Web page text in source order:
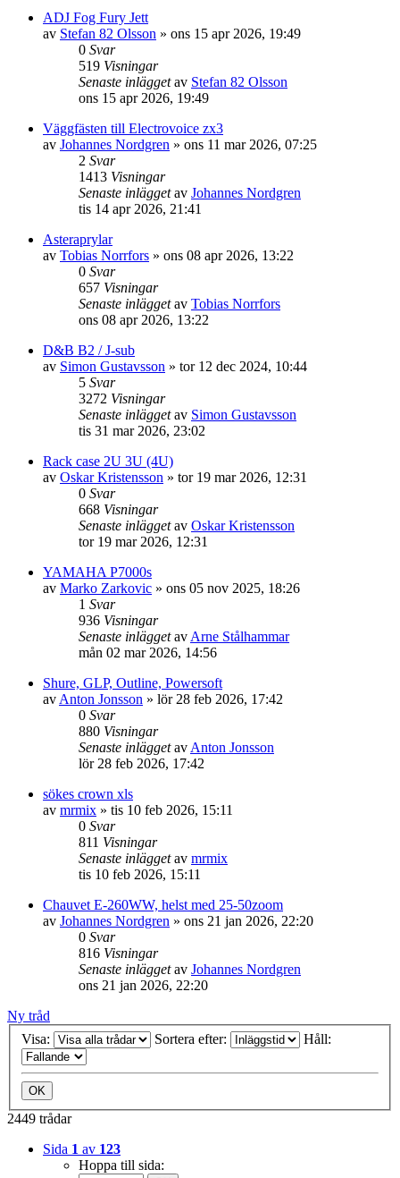
ADJ Fog Fury Jett
av Stefan 82 Olsson » ons 15 apr 2026, 19:49
0 Svar
519 Visningar
Senaste inläggetav Stefan 82 Olsson
ons 15 apr 2026, 19:49
Väggfästen till Electrovoice zx3
av Johannes Nordgren » ons 11 mar 2026, 07:25
2 Svar
1413 Visningar
Senaste inläggetav Johannes Nordgren
tis 14 apr 2026, 21:41
Asteraprylar
av Tobias Norrfors » ons 08 apr 2026, 13:22
0 Svar
657 Visningar
Senaste inläggetav Tobias Norrfors
ons 08 apr 2026, 13:22
D&B B2 / J-sub
av Simon Gustavsson » tor 12 dec 2024, 10:44
5 Svar
3272 Visningar
Senaste inläggetav Simon Gustavsson
tis 31 mar 2026, 23:02
Rack case 2U 3U (4U)
av Oskar Kristensson » tor 19 mar 2026, 12:31
0 Svar
668 Visningar
Senaste inläggetav Oskar Kristensson
tor 19 mar 2026, 12:31
YAMAHA P7000s
av Marko Zarkovic » ons 05 nov 2025, 18:26
1 Svar
936 Visningar
Senaste inläggetav Arne Stålhammar
mån 02 mar 2026, 14:56
Shure, GLP, Outline, Powersoft
av Anton Jonsson » lör 28 feb 2026, 17:42
0 Svar
880 Visningar
Senaste inläggetav Anton Jonsson
lör 28 feb 2026, 17:42
sökes crown xls
av mrmix » tis 10 feb 2026, 15:11
0 Svar
811 Visningar
Senaste inläggetav mrmix
tis 10 feb 2026, 15:11
Chauvet E-260WW, helst med 25-50zoom
av Johannes Nordgren » ons 21 jan 2026, 22:20
0 Svar
816 Visningar
Senaste inläggetav Johannes Nordgren
ons 21 jan 2026, 22:20
Ny tråd
Visa:
Sortera efter: Håll:
2449 trådar
Sida 1 av 123
Hoppa till sida: